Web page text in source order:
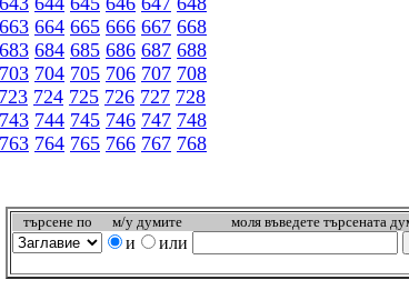
663 664 665 666 667 668
683 684 685 686 687 688
703 704 705 706 707 708
723 724 725 726 727 728
743 744 745 746 747 748
763 764 765 766 767 768
търсeне по м/у думите моля въведете търсената
и или